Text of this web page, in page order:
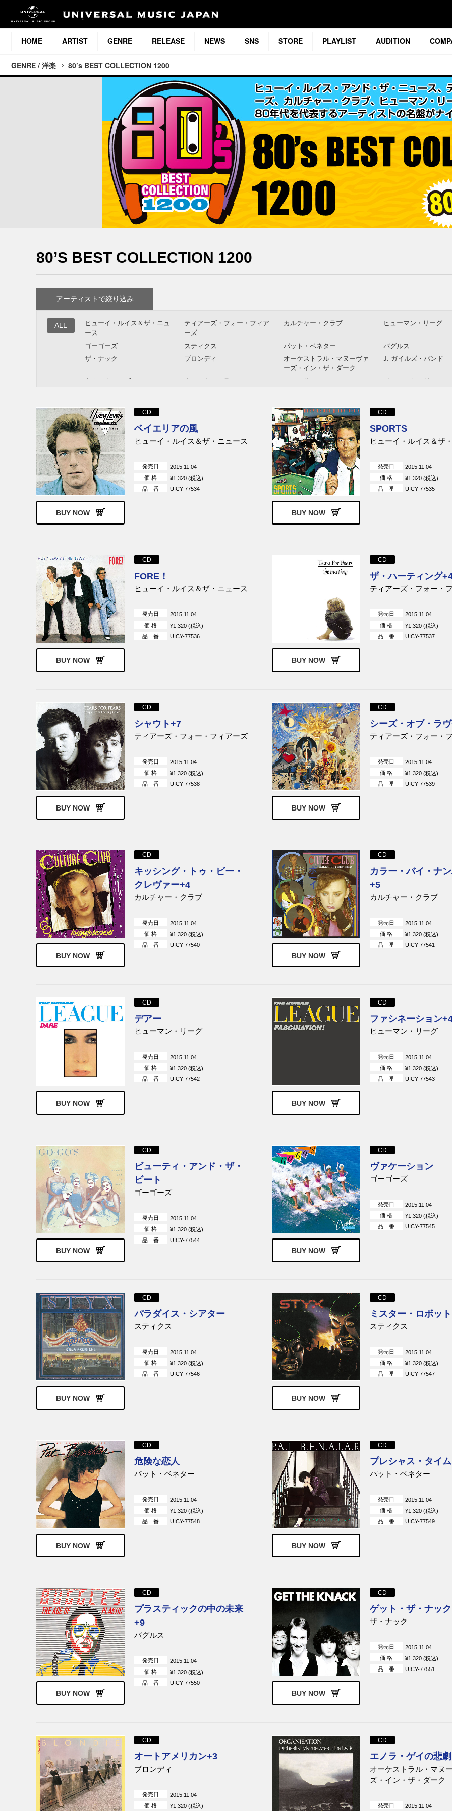
HOME ARTIST GENRE RELEASE NEWS SNS STORE PLAYLIST AUDITION
GENRE / 洋楽 80’s BEST COLLECTION 1200
80’s BEST COLLECTION 1200
アーティストで絞り込み
ALL
ヒューイ・ルイス＆ザ・ニュ
ース
ティアーズ・フォー・フィア
ーズ
カルチャー・クラブ ヒューマン・リーグ
ゴーゴーズ スティクス パット・ベネター
バグルス
ザ・ナック
ブロンディ
オーケストラル・マヌーヴァ
ーズ・イン・ザ・ダーク
J. ガイルズ・バンド
キム・カーンズ クォーターフラッシュ シャーリーン
ジョン・クーガー
ジョー・ジャクソン ナイト・レンジャー
ニック・カーショウ
ロバート・パーマー
チャーリー・セクストン ワン・チャン
カッティング・クルー
INXS
スウィング・アウト・シスタ
レヴェル42 キム・ワイルド
ティファニー スザンヌ・ヴェガ ハート
ポーラ・アブドゥル
ジェーン・ウィードリン
ジュリア・フォーダム リチャード・マークス
オリジナル・サウンド
ク
BUY NOW
CD
ベイエリアの風
ヒューイ・ルイス＆ザ・ニュース
発売日
2015.11.04
価 格
¥1,320 (税込)
品 番
UICY-77534
BUY NOW
CD
SPORTS
ヒューイ・ルイス＆ザ
発売日
2015.11.04
価 格
¥1,320 (税込)
品 番
UICY-77535
BUY NOW
CD
FORE！
ヒューイ・ルイス＆ザ・ニュース
発売日
2015.11.04
価 格
¥1,320 (税込)
品 番
UICY-77536
BUY NOW
CD
ザ・ハーティング
ティアーズ・フォー・
発売日
2015.11.04
価 格
¥1,320 (税込)
品 番
UICY-77537
BUY NOW
CD
シャウト+7
ティアーズ・フォー・フィアーズ
発売日
2015.11.04
価 格
¥1,320 (税込)
品 番
UICY-77538
BUY NOW
CD
シーズ・オブ・ラ
ティアーズ・フォー・
発売日
2015.11.04
価 格
¥1,320 (税込)
品 番
UICY-77539
BUY NOW
CD
キッシング・トゥ・ビー・
クレヴァー+4
カルチャー・クラブ
発売日
2015.11.04
価 格
¥1,320 (税込)
品 番
UICY-77540
BUY NOW
CD
カラー・バイ・ナ
+5
カルチャー・クラブ
発売日
2015.11.04
価 格
¥1,320 (税込)
品 番
UICY-77541
BUY NOW
CD
デアー
ヒューマン・リーグ
発売日
2015.11.04
価 格
¥1,320 (税込)
品 番
UICY-77542
BUY NOW
CD
ファシネーション
ヒューマン・リーグ
発売日
2015.11.04
価 格
¥1,320 (税込)
品 番
UICY-77543
BUY NOW
CD
ビューティ・アンド・ザ・
ビート
ゴーゴーズ
発売日
2015.11.04
価 格
¥1,320 (税込)
品 番
UICY-77544
BUY NOW
CD
ヴァケーション
ゴーゴーズ
発売日
2015.11.04
価 格
¥1,320 (税込)
品 番
UICY-77545
BUY NOW
CD
パラダイス・シアター
スティクス
発売日
2015.11.04
価 格
¥1,320 (税込)
品 番
UICY-77546
BUY NOW
CD
ミスター・ロボット
スティクス
発売日
2015.11.04
価 格
¥1,320 (税込)
品 番
UICY-77547
BUY NOW
CD
危険な恋人
パット・ベネター
発売日
2015.11.04
価 格
¥1,320 (税込)
品 番
UICY-77548
BUY NOW
CD
プレシャス・タイム
パット・ベネター
発売日
2015.11.04
価 格
¥1,320 (税込)
品 番
UICY-77549
BUY NOW
CD
プラスティックの中の未来
+9
バグルス
発売日
2015.11.04
価 格
¥1,320 (税込)
品 番
UICY-77550
BUY NOW
CD
ゲット・ザ・ナック
ザ・ナック
発売日
2015.11.04
価 格
¥1,320 (税込)
品 番
UICY-77551
CD
オートアメリカン+3
ブロンディ
発売日
2015.11.04
価 格
¥1,320 (税込)
CD
エノラ・ゲイの悲劇
オーケストラル・マヌ
ズ・イン・ザ・ダーク
発売日 2015.11.04